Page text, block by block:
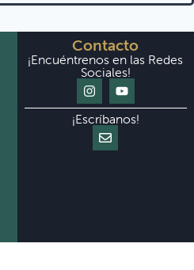
Contacto
¡Encuéntrenos en las Redes
Sociales!
¡Escríbanos!